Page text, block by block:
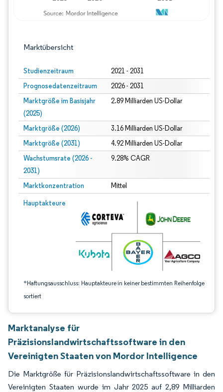
Marktübersicht
Studienzeitraum 2021 - 2031
Prognosedatenzeitraum 2026 - 2031
Marktgröße im Basisjahr
(2025)
2.89 Milliarden US-Dollar
Marktgröße (2026) 3.16 Milliarden US-Dollar
Marktgröße (2031) 4.92 Milliarden US-Dollar
Wachstumsrate (2026 -
2031)
9.28% CAGR
Marktkonzentration Mittel
Hauptakteure
*Haftungsausschluss: Hauptakteure in keiner bestimmten Reihenfolge
sortiert
Bild © Mordor Intelligence. Wiederverwendung erfordert Namensnennung
Marktanalyse für
Präzisionslandwirtschaftssoftware in den
Vereinigten Staaten von Mordor Intelligence
Die Marktgröße für Präzisionslandwirtschaftssoftware in den
Vereinigten Staaten wurde im Jahr 2025 auf 2,89 Milliarden